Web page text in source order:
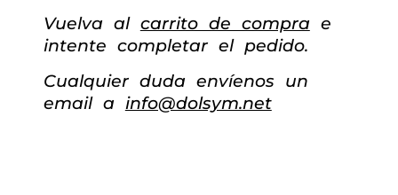
Vuelva al carrito de comprae
intente completar el pedido.
Cualquier duda envíenos un
email a info@dolsym.net